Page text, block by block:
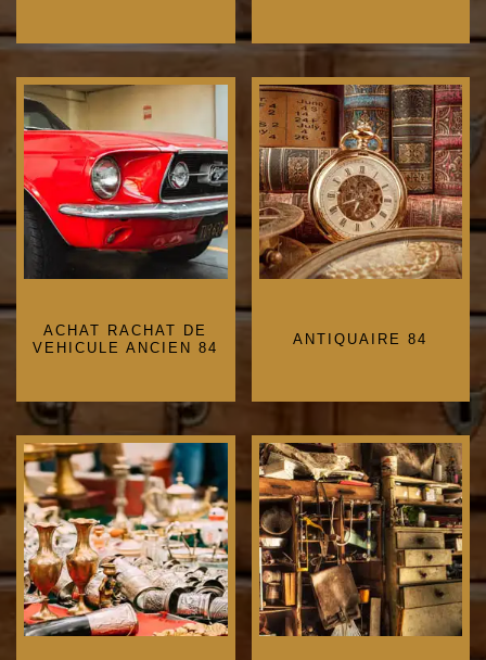
ACHAT RACHAT DE
VEHICULE ANCIEN 84
ANTIQUAIRE 84